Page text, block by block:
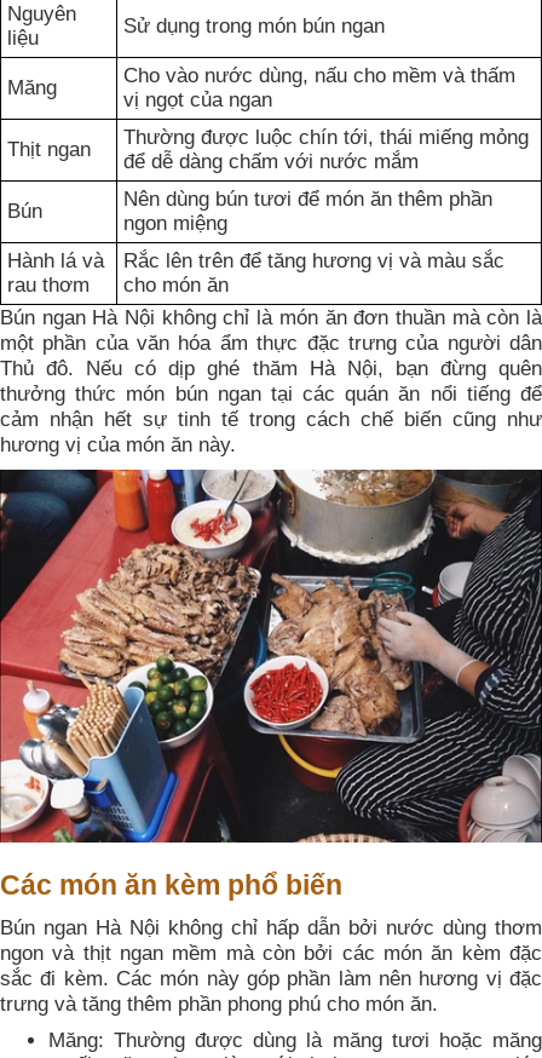
Nguyên
liệu
Sử dụng trong món bún ngan
Măng
Cho vào nước dùng, nấu cho mềm và thấm
vị ngọt của ngan
Thịt ngan
Thường được luộc chín tới, thái miếng mỏng
để dễ dàng chấm với nước mắm
Bún
Nên dùng bún tươi để món ăn thêm phần
ngon miệng
Hành lá và
rau thơm
Rắc lên trên để tăng hương vị và màu sắc
cho món ăn
Bún ngan Hà Nội không chỉ là món ăn đơn thuần mà còn là
một phần của văn hóa ẩm thực đặc trưng của người dân
Thủ đô. Nếu có dịp ghé thăm Hà Nội, bạn đừng quên
thưởng thức món bún ngan tại các quán ăn nổi tiếng để
cảm nhận hết sự tinh tế trong cách chế biến cũng như
hương vị của món ăn này.
Các món ăn kèm phổ biến
Bún ngan Hà Nội không chỉ hấp dẫn bởi nước dùng thơm
ngon và thịt ngan mềm mà còn bởi các món ăn kèm đặc
sắc đi kèm. Các món này góp phần làm nên hương vị đặc
trưng và tăng thêm phần phong phú cho món ăn.
Măng: Thường được dùng là măng tươi hoặc măng